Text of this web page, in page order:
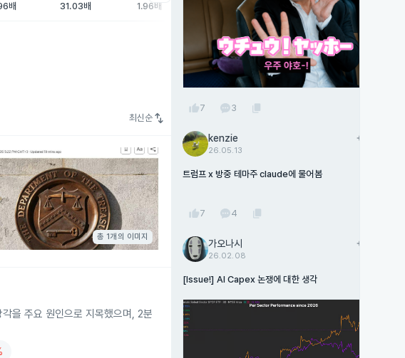
배
31.03배
1.96배
최신순 swap_vert
총 1개의 이미지
을 주요 원인으로 지목했으며, 2분
thumb_up7 3 content_copy
kenzie
26.05.13
add
트럼프 x 방중 테마주 claude에 물어봄
thumb_up7 4 content_copy
가오나시
26.02.08
add
[Issue!] AI Capex 논쟁에 대한 생각